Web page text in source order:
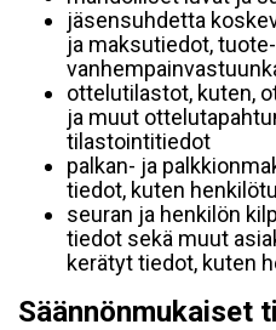
jäsensuhdetta
ja maksutiedot,
ottelutilastot, kuten,
ja muut
tilastointitiedot
palkan- ja
tiedot, kuten
seuran ja henkilön
tiedot sekä muut
kerätyt tiedot, kuten
Säännönmukaiset